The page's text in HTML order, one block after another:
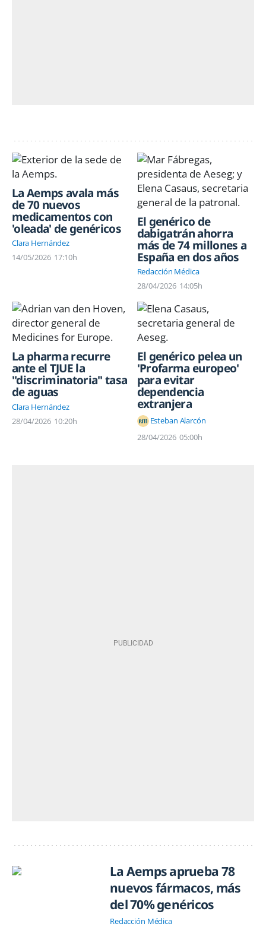
La Aemps avala más
de 70 nuevos
medicamentos con
'oleada' de genéricos
Clara Hernández
14/05/2026 17:10h
El genérico de
dabigatrán ahorra
más de 74 millones a
España en dos años
Redacción Médica
28/04/2026 14:05h
La pharma recurre
ante el TJUE la
"discriminatoria" tasa
de aguas
Clara Hernández
28/04/2026 10:20h
El genérico pelea un
'Profarma europeo'
para evitar
dependencia
extranjera
Esteban Alarcón
28/04/2026 05:00h
La Aemps aprueba 78
nuevos fármacos, más
del 70% genéricos
Redacción Médica